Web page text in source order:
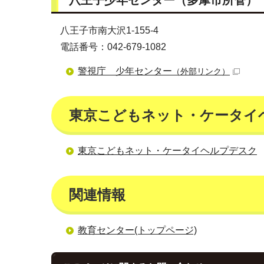
八王子市南大沢1-155-4
電話番号：042-679-1082
警視庁 少年センター （外部リンク）
東京こどもネット・ケータイ
東京こどもネット・ケータイヘルプデスク
関連情報
教育センター(トップページ)